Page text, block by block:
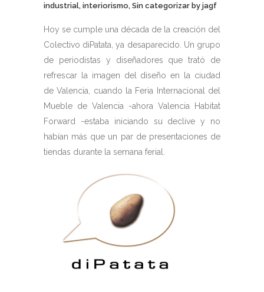
industrial, interiorismo, Sin categorizar by jagf
Hoy se cumple una década de la creación del
Colectivo diPatata, ya desaparecido. Un grupo
de periodistas y diseñadores que trató de
refrescar la imagen del diseño en la ciudad
de Valencia, cuando la Feria Internacional del
Mueble de Valencia -ahora Valencia Habitat
Forward -estaba iniciando su declive y no
habían más que un par de presentaciones de
tiendas durante la semana ferial.